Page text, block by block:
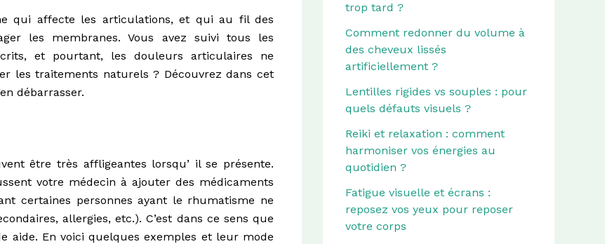
qui affecte les articulations, et qui au fil des
les membranes. Vous avez suivi tous les
et pourtant, les douleurs articulaires ne
les traitements naturels ? Découvrez dans cet
débarrasser.
être très affligeantes lorsqu’ il se présente.
votre médecin à ajouter des médicaments
certaines personnes ayant le rhumatisme ne
allergies, etc.). C’est dans ce sens que
aide. En voici quelques exemples et leur mode
trop tard ?
Comment redonner du volume à
des cheveux lissés
artificiellement ?
Lentilles rigides vs souples : pour
quels défauts visuels ?
Reiki et relaxation : comment
harmoniser vos énergies au
quotidien ?
Fatigue visuelle et écrans :
reposez vos yeux pour reposer
votre corps